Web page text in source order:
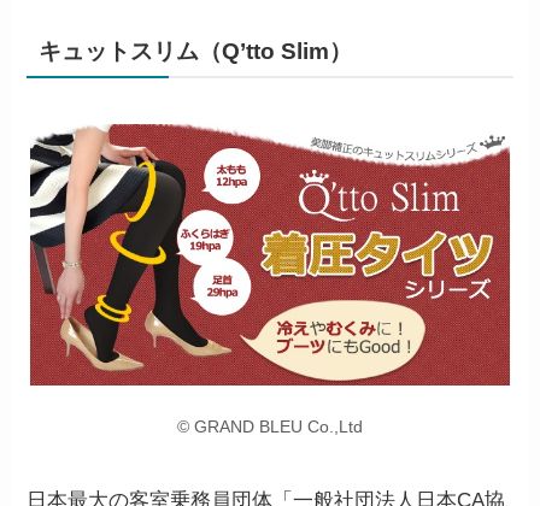
キュットスリム（Q’tto Slim）
© GRAND BLEU Co.,Ltd
日本最大の客室乗務員団体「一般社団法人日本CA協